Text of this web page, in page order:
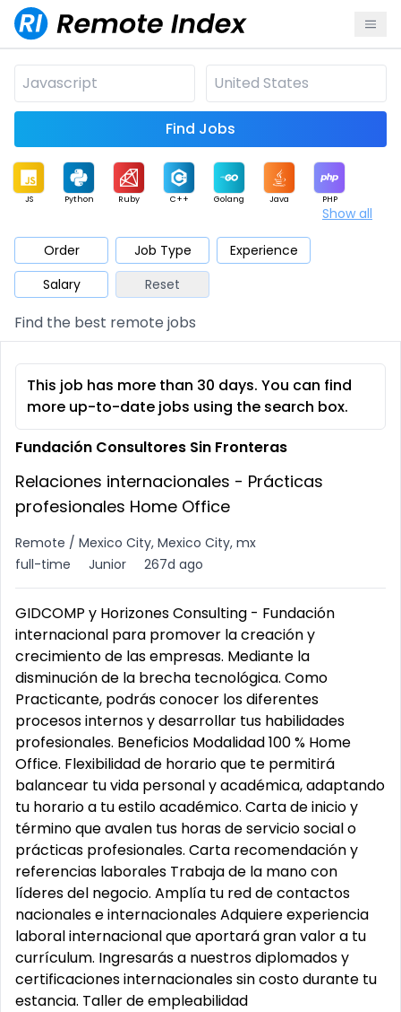
Find Jobs
JS Python Ruby C++ Golang Java PHP
Mobile Cloud
Database QA Security
Architect Product Marketing Support
Show all
Order Job Type
Experience
Salary
Reset
Find the best remote jobs
This job has more than 30 days. You can find
more up-to-date jobs using the search box.
Fundación Consultores Sin Fronteras
Relaciones internacionales - Prácticas
profesionales Home Office
Remote / Mexico City, Mexico City, mx
full-time
Junior 267d ago
GIDCOMP y Horizones Consulting - Fundación
internacional para promover la creación y
crecimiento de las empresas. Mediante la
disminución de la brecha tecnológica. Como
Practicante, podrás conocer los diferentes
procesos internos y desarrollar tus habilidades
profesionales. Beneficios Modalidad 100 % Home
Office. Flexibilidad de horario que te permitirá
balancear tu vida personal y académica, adaptando
tu horario a tu estilo académico. Carta de inicio y
término que avalen tus horas de servicio social o
prácticas profesionales. Carta recomendación y
referencias laborales Trabaja de la mano con
líderes del negocio. Amplía tu red de contactos
nacionales e internacionales Adquiere experiencia
laboral internacional que aportará gran valor a tu
currículum. Ingresarás a nuestros diplomados y
certificaciones internacionales sin costo durante tu
estancia. Taller de empleabilidad